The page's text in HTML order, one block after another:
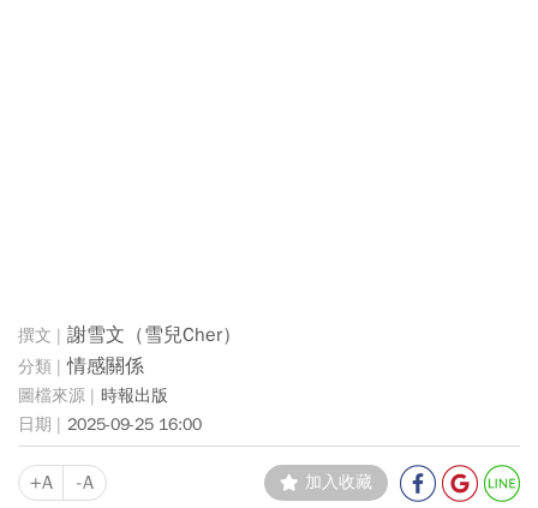
謝雪文（雪兒Cher）
情感關係
時報出版
2025-09-25 16:00
+A -A 加入收藏